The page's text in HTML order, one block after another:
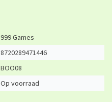
999 Games
8720289471446
BOO08
Op voorraad